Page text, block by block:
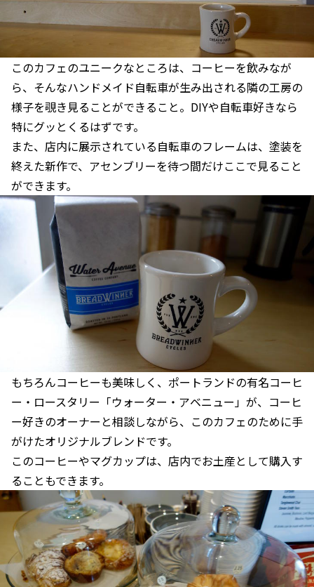
このカフェのユニークなところは、コーヒーを飲みなが
ら、そんなハンドメイド自転車が生み出される隣の工房の
様子を覗き見ることができること。DIYや自転車好きなら
特にグッとくるはずです。
また、店内に展示されている自転車のフレームは、塗装を
終えた新作で、アセンブリーを待つ間だけここで見ること
ができます。
もちろんコーヒーも美味しく、ポートランドの有名コーヒ
ー・ロースタリー「ウォーター・アベニュー」が、コーヒ
ー好きのオーナーと相談しながら、このカフェのために手
がけたオリジナルブレンドです。
このコーヒーやマグカップは、店内でお土産として購入す
ることもできます。